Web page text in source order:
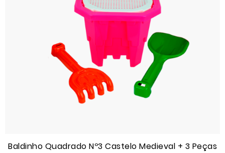
Baldinho Quadrado Nº3 Castelo Medieval + 3 Peças